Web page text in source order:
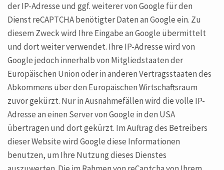
der IP-Adresse und ggf. weiterer von Google für den
Dienst reCAPTCHA benötigter Daten an Google ein. Zu
diesem Zweck wird Ihre Eingabe an Google übermittelt
und dort weiter verwendet. Ihre IP-Adresse wird von
Google jedoch innerhalb von Mitgliedstaaten der
Europäischen Union oder in anderen Vertragsstaaten des
Abkommens über den Europäischen Wirtschaftsraum
zuvor gekürzt. Nur in Ausnahmefällen wird die volle IP-
Adresse an einen Server von Google in den USA
übertragen und dort gekürzt. Im Auftrag des Betreibers
dieser Website wird Google diese Informationen
benutzen, um Ihre Nutzung dieses Dienstes